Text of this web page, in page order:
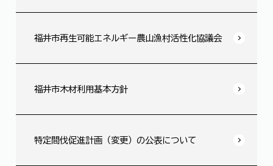
福井市再生可能エネルギー農山漁村活性化協議会
福井市木材利用基本方針
特定間伐促進計画（変更）の公表について